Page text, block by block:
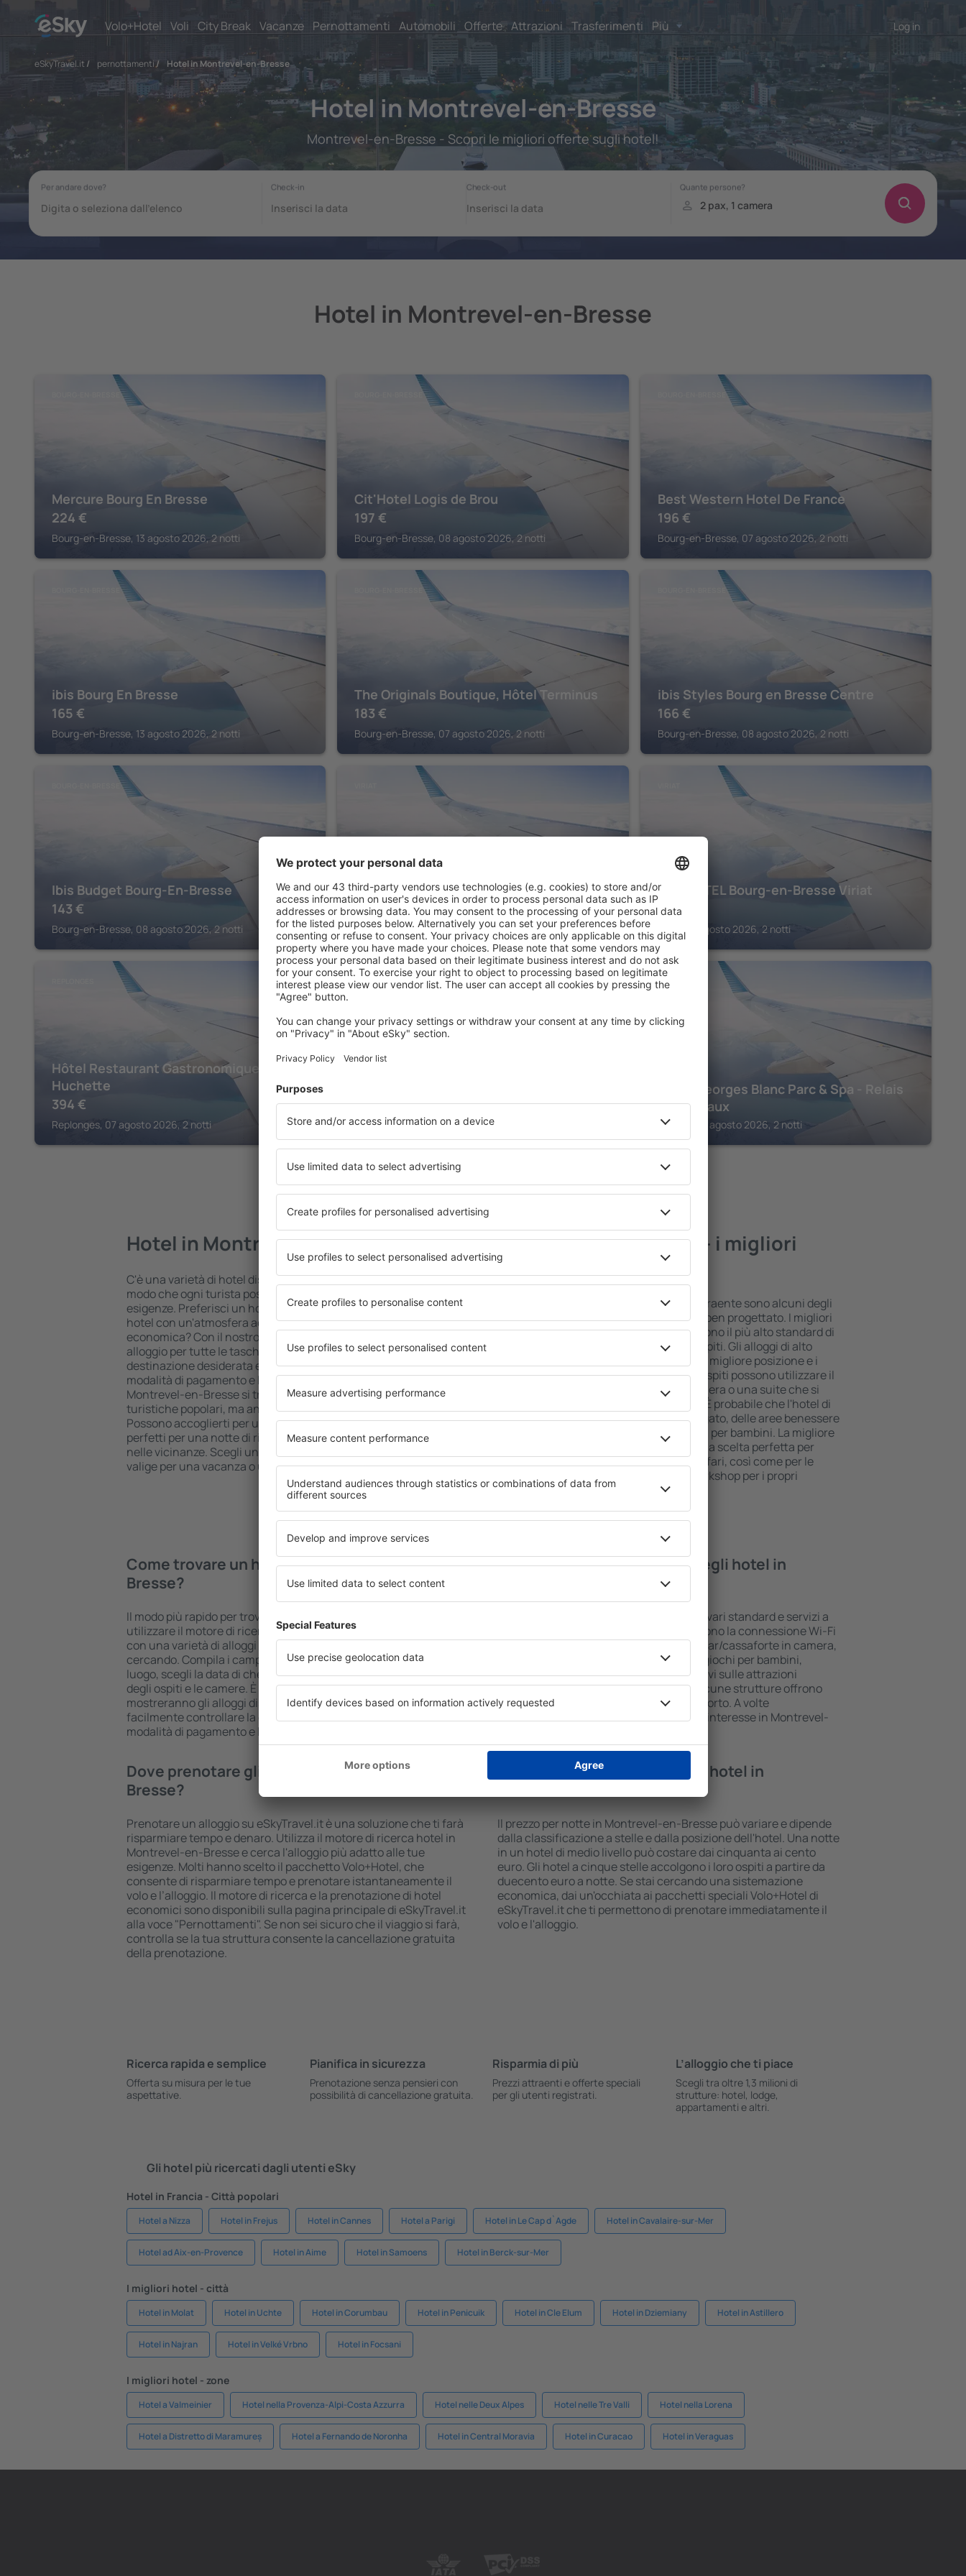
Volo+Hotel Voli City Break Vacanze Pernottamenti Automobili Offerte Attrazioni Trasferimenti Più Log in
eSkyTravel.it / pernottamenti/ Hotel in Montrevel-en-Bresse
Hotel in Montrevel-en-Bresse
Montrevel-en-Bresse - Scopri le migliori offerte sugli hotel!
Hotel in Montrevel-en-Bresse
Mercure Bourg En Bresse
224 €
Bourg-en-Bresse, 13 agosto 2026, 2 notti
Cit'Hotel Logis de Brou
197 €
Bourg-en-Bresse, 08 agosto 2026, 2 notti
Best Western Hotel De France
196 €
Bourg-en-Bresse, 07 agosto 2026, 2 notti
ibis Bourg En Bresse
165 €
Bourg-en-Bresse, 13 agosto 2026, 2 notti
The Originals Boutique, Hôtel Terminus
183 €
Bourg-en-Bresse, 07 agosto 2026, 2 notti
ibis Styles Bourg en Bresse Centre
166 €
Bourg-en-Bresse, 08 agosto 2026, 2 notti
Ibis Budget Bourg-En-Bresse
143 €
Bourg-en-Bresse, 08 agosto 2026, 2 notti
Campanile Bourg en Bresse - Viriat
127€
Viriat, 13 agosto 2026, 2 notti
B&B HOTEL Bourg-en-Bresse Viriat
159
Viriat, 13 agosto 2026, 2 notti
Hôtel Restaurant Gastronomique La
Huchette
394 €
Replonges, 07 agosto 2026, 2 notti
JASSERON
185€
Jasseron, 08 agosto 2026, 2 notti
VONNAS
Hôtel Georges Blanc Parc & Spa - Relais
& Châteaux
Vonnas, 07 agosto 2026, 2 notti
Vedi più hotel in Montrevel-en-Bresse
Hotel in Montrevel-en-Bresse
C'è una varietà di hotel disponibili in Montrevel-en-Bresse, in
modo che ogni turista possa trovare quello più adatto alle sue
esigenze. Preferisci un hotel di alto livello all inclusive oppure un
hotel con un'atmosfera accogliente e una sistemazione
economica? Con il nostro aiuto puoi facilmente prenotare un
alloggio per tutte le tasche in Montrevel-en-Bresse. Seleziona la
destinazione desiderata e lo standard dell'hotel, verifica le
modalità di pagamento e le opzioni di cancellazione. Gli hotel in
Montrevel-en-Bresse si trovano proprio nel cuore delle attività
turistiche popolari, ma anche un po' più lontani dalla folla.
Possono accoglierti per una vacanza più lunga, ma sono anche
perfetti per una notte di riposo quando c'è così tanto da vedere
nelle vicinanze. Scegli un hotel per te e inizia subito a fare le
valige per una vacanza o un viaggio d'affari!
Montrevel-en-Bresse – i migliori
hotel
Una varietà di servizi e una posizione attraente sono alcuni degli
elementi chiave di un hotel all inclusive ben progettato. I migliori
hotel in Montrevel-en-Bresse garantiscono il più alto standard di
servizio e una gamma di servizi per gli ospiti. Gli alloggi di alto
livello in Montrevel-en-Bresse offrono la migliore posizione e i
divertimenti chiave nelle vicinanze. Gli ospiti possono utilizzare il
parcheggio gratuito e scegliere una camera o una suite che si
adatti perfettamente alle loro esigenze. È probabile che l'hotel di
standard superiore offra un menù variegato, delle aree benessere
come SPA e aree fitness, nonché attività per bambini. La migliore
sistemazione in Montrevel-en-Bresse è la scelta perfetta per
coppie, famiglie e persone in viaggio d'affari, così come per le
aziende che desiderano organizzare workshop per i propri
dipendenti.
Come trovare un hotel in Montrevel-en-
Bresse?
Il modo più rapido per trovare un hotel in Montrevel-en-Bresse è
utilizzare il motore di ricerca di alloggi eSky. Un ampio database
con una varietà di alloggi è la garanzia di trovare quello che stai
cercando. Compila i campi del motore di ricerca: seleziona il
luogo, scegli la data di check-in e check-out, aggiungi il numero
degli ospiti e le camere. È fatta! I risultati della ricerca ti
mostreranno gli alloggi disponibili nelle date selezionate. Puoi
facilmente controllare la distanza dall'hotel al centro città, le
modalità di pagamento e la classificazione a stelle.
Quali servizi posso trovare negli hotel in
Montrevel-en-Bresse?
Gli hotel in Montrevel-en-Bresse hanno vari standard e servizi a
disposizione per gli ospiti. I più comuni sono la connessione Wi-Fi
gratuita, aree benessere con SPA, mini bar/cassaforte in camera,
centro commerciale, zona pranzo, area giochi per bambini,
parcheggio gratuito e opuscoli informativi sulle attrazioni
turistiche più interessanti della zona. Alcune strutture offrono
anche mezzi di trasporto da e per l'aeroporto. A volte
incoraggiano anche a visitare i luoghi di interesse in Montrevel-
Dove prenotare gli hotel in Montrevel-en-
Bresse?
Prenotare un alloggio su eSkyTravel.it è una soluzione che ti farà
risparmiare tempo e denaro. Utilizza il motore di ricerca hotel in
Montrevel-en-Bresse e cerca l'alloggio più adatto alle tue
esigenze. Molti hanno scelto il pacchetto Volo+Hotel, che
consente di risparmiare tempo e prenotare istantaneamente il
volo e l’alloggio. Il motore di ricerca e la prenotazione di hotel
economici sono disponibili sulla pagina principale di eSkyTravel.it
alla voce "Pernottamenti". Se non sei sicuro che il viaggio si farà,
controlla se la tua struttura consente la cancellazione gratuita
della prenotazione.
Quanto costa una notte in un hotel in
Il prezzo per notte in Montrevel-en-Bresse può variare e dipende
dalla classificazione a stelle e dalla posizione dell'hotel. Una notte
in un hotel di medio livello può costare dai cinquanta ai cento
euro. Gli hotel a cinque stelle accolgono i loro ospiti a partire da
duecento euro a notte. Se stai cercando una sistemazione
economica, dai un'occhiata ai pacchetti speciali Volo+Hotel di
eSkyTravel.it che ti permettono di prenotare immediatamente il
volo e l'alloggio.
Ricerca rapida e semplice
Offerta su misura per le tue
aspettative.
Pianifica in sicurezza
Prenotazione senza pensieri con
possibilità di cancellazione gratuita.
Risparmia di più
Prezzi attraenti e offerte speciali
per gli utenti registrati.
L’alloggio che ti piace
Scegli tra oltre 1,3 milioni di
strutture: hotel, lodge,
appartamenti e altri.
Gli hotel più ricercati dagli utenti eSky
Hotel in Francia - Città popolari
Hotel a Nizza Hotel in Frejus Hotel in Cannes Hotel a Parigi Hotel in Le Cap d`Agde Hotel in Cavalaire-sur-Mer
Hotel ad Aix-en-Provence Hotel in Aime Hotel in Samoens Hotel in Berck-sur-Mer
I migliori hotel - città
Hotel in Molat Hotel in Uchte Hotel in Corumbau Hotel in Penicuik Hotel in Cle Elum Hotel in Dziemiany Hotel in Astillero
Hotel in Najran Hotel in Velké Vrbno Hotel in Focsani
I migliori hotel - zone
Hotel a Valmeinier Hotel nella Provenza-Alpi-Costa Azzurra Hotel nelle Deux Alpes Hotel nelle Tre Valli Hotel nella Lorena
Hotel a Distretto di Maramureș Hotel a Fernando de Noronha Hotel in Central Moravia Hotel in Curacao Hotel in Veraguas